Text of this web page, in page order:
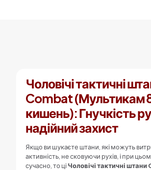
Чоловічі тактичні
Combat (Мультикам
кишень): Гнучкість
надійний захист
Якщо ви шукаєте штани, які можуть
активність, не сковуючи рухів, і при
сучасно, то ці Чоловічі тактичні